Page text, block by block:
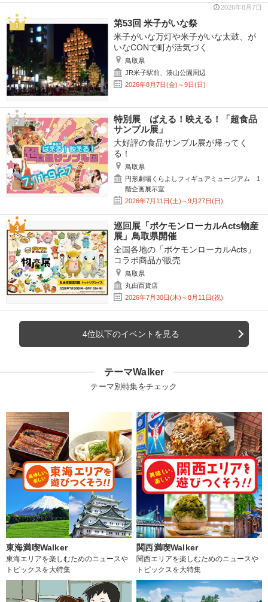
2026年8月7日
第53回 米子がいな祭
米子がいな万灯や米子がいな太鼓、が
いなCONで町が活気づく
鳥取県
JR米子駅前、湊山公園周辺
2026年8月7日(金)～9日(日)
特別展 ばえる！映える！「超食品
サンプル展」
大好評の食品サンプル展が帰ってく
る！
鳥取県
円形劇場くらよしフィギュアミュージアム 1
階企画展示室
2026年7月11日(土)～9月27日(日)
巡回展「ポケモンローカルActs物産
展」鳥取県開催
全国各地の「ポケモンローカルActs」
コラボ商品が販売
鳥取県
丸由百貨店
2026年7月30日(木)～8月11日(祝)
4位以下のイベントを見る
テーマWalker
テーマ別特集をチェック
東海満喫Walker
東海エリアを楽しむためのニュースや
トピックスを大特集
関西満喫Walker
関西エリアを楽しむためのニュースや
トピックスを大特集